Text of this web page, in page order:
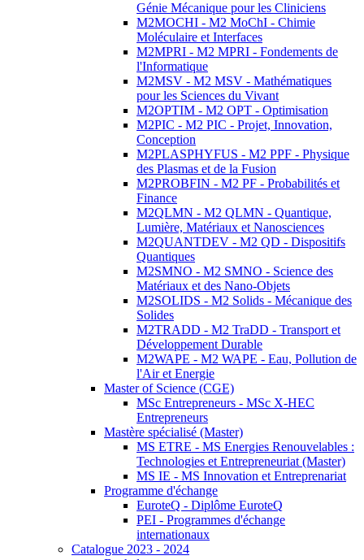
Génie Mécanique pour les Cliniciens
M2MOCHI - M2 MoChI - Chimie
Moléculaire et Interfaces
M2MPRI - M2 MPRI - Fondements de
l'Informatique
M2MSV - M2 MSV - Mathématiques
pour les Sciences du Vivant
M2OPTIM - M2 OPT - Optimisation
M2PIC - M2 PIC - Projet, Innovation,
Conception
M2PLASPHYFUS - M2 PPF - Physique
des Plasmas et de la Fusion
M2PROBFIN - M2 PF - Probabilités et
Finance
M2QLMN - M2 QLMN - Quantique,
Lumière, Matériaux et Nanosciences
M2QUANTDEV - M2 QD - Dispositifs
Quantiques
M2SMNO - M2 SMNO - Science des
Matériaux et des Nano-Objets
M2SOLIDS - M2 Solids - Mécanique des
Solides
M2TRADD - M2 TraDD - Transport et
Développement Durable
M2WAPE - M2 WAPE - Eau, Pollution de
l'Air et Energie
Master of Science (CGE)
MSc Entrepreneurs - MSc X-HEC
Entrepreneurs
Mastère spécialisé (Master)
MS ETRE - MS Energies Renouvelables :
Technologies et Entrepreneuriat (Master)
MS IE - MS Innovation et Entreprenariat
Programme d'échange
EuroteQ - Diplôme EuroteQ
PEI - Programmes d'échange
internationaux
Catalogue 2023 - 2024